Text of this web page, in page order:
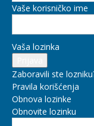
Vaše korisničko ime
Vaša lozinka
Zaboravili ste
Pravila korišćenja
Obnova lozinke
Obnovite lozinku